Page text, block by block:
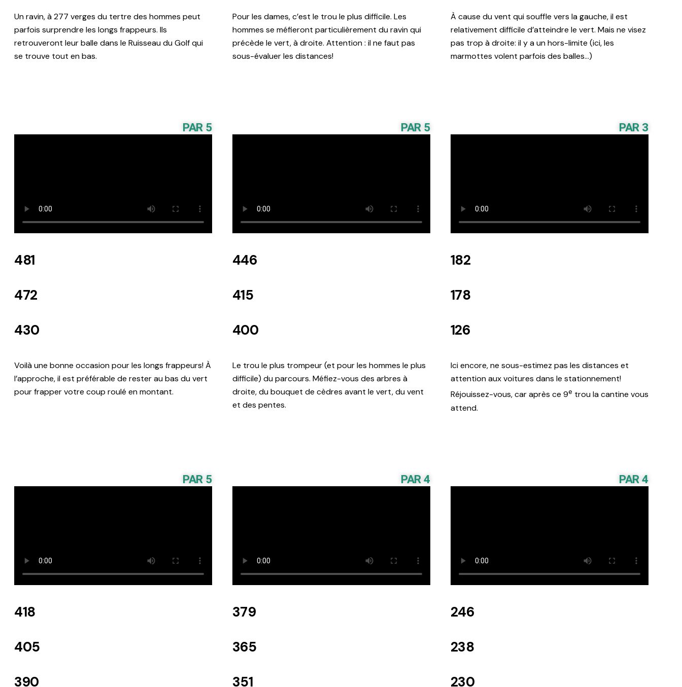
Un ravin, à 277 verges du tertre des hommes peut
parfois surprendre les longs frappeurs. Ils
retrouveront leur balle dans le Ruisseau du Golf qui
se trouve tout en bas.
Pour les dames, c’est le trou le plus difficile. Les
hommes se méfieront particulièrement du ravin qui
précède le vert, à droite. Attention : il ne faut pas
sous-évaluer les distances!
À cause du vent qui souffle vers la gauche, il est
relativement difficile d’atteindre le vert. Mais ne visez
pas trop à droite: il y a un hors-limite (ici, les
marmottes volent parfois des balles…)
PAR 5
481
472
430
Voilà une bonne occasion pour les longs frappeurs! À
l’approche, il est préférable de rester au bas du vert
pour frapper votre coup roulé en montant.
PAR 5
446
415
400
Le trou le plus trompeur (et pour les hommes le plus
difficile) du parcours. Méfiez-vous des arbres à
droite, du bouquet de cèdres avant le vert, du vent
et des pentes.
PAR 3
182
178
126
Ici encore, ne sous-estimez pas les distances et
attention aux voitures dans le stationnement!
Réjouissez-vous, car après ce 9e trou la cantine vous
attend.
PAR 5
418
405
390
PAR 4
379
365
351
PAR 4
246
238
230